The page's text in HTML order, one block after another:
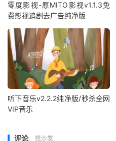
零度影视-原MITO影视v1.1.3免
费影视追剧去广告纯净版
听下音乐v2.2.2纯净版/秒杀全网
VIP音乐
评论 抢沙发